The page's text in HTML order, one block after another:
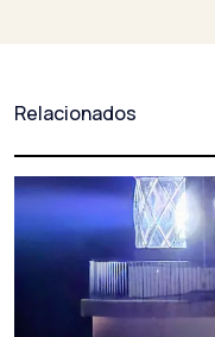
Relacionados